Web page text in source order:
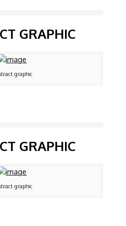
GRAPHIC
graphic
GRAPHIC
graphic